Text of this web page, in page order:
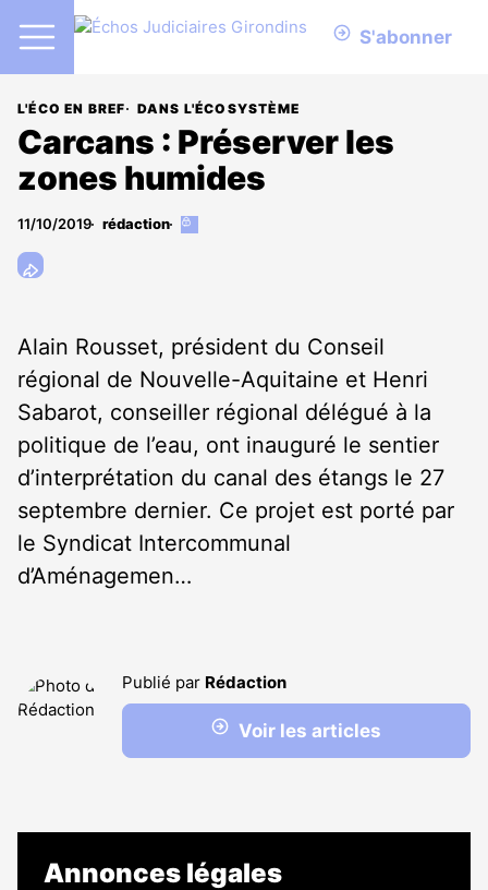
S'abonner
L'ÉCO EN BREF DANS L'ÉCOSYSTÈME
Carcans : Préserver les
zones humides
11/10/2019 rédaction
Cet
Alain Rousset, président du Conseil
régional de Nouvelle-Aquitaine et Henri
Sabarot, conseiller régional délégué à la
politique de l’eau, ont inauguré le sentier
d’interprétation du canal des étangs le 27
septembre dernier. Ce projet est porté par
le Syndicat Intercommunal
d’Aménagemen…
Publié par Rédaction
Voir les articles
Annonces légales